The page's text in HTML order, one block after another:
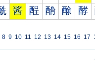
酱 酲 酳 酴 酵
8 9 10 11 12 13 14 15 16 17